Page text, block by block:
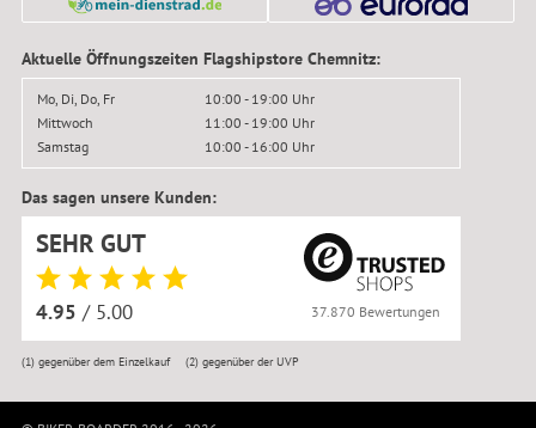
Aktuelle Öffnungszeiten Flagshipstore Chemnitz:
Mo, Di, Do, Fr
10:00 - 19:00 Uhr
Mittwoch
11:00 - 19:00 Uhr
Samstag
10:00 - 16:00 Uhr
Das sagen unsere Kunden:
SEHR GUT
4.95 / 5.00 37.870 Bewertungen
(1)gegenüber dem Einzelkauf (2) gegenüber der UVP